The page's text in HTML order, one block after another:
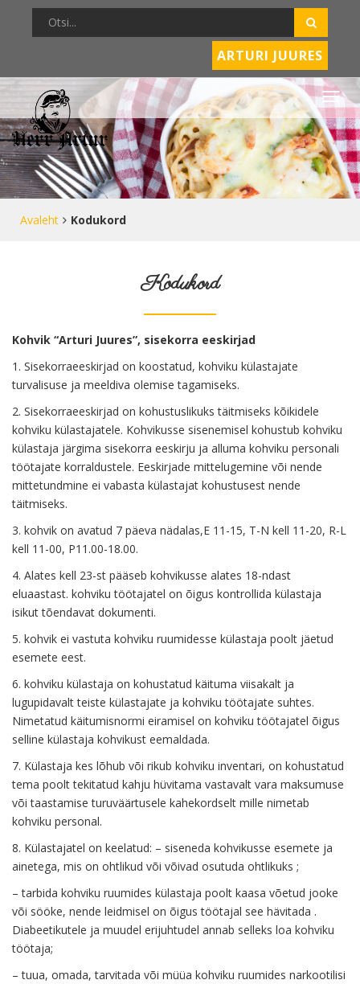
ARTURI JUURES
Avaleht Kodukord
Kodukord
Kohvik “Arturi Juures”, sisekorra eeskirjad
1. Sisekorraeeskirjad on koostatud, kohviku külastajate
turvalisuse ja meeldiva olemise tagamiseks.
2. Sisekorraeeskirjad on kohustuslikuks täitmiseks kõikidele
kohviku külastajatele. Kohvikusse sisenemisel kohustub kohviku
külastaja järgima sisekorra eeskirju ja alluma kohviku personali
töötajate korraldustele. Eeskirjade mittelugemine või nende
mittetundmine ei vabasta külastajat kohustusest nende
täitmiseks.
3. kohvik on avatud 7 päeva nädalas,E 11-15, T-N kell 11-20, R-L
kell 11-00, P11.00-18.00.
4. Alates kell 23-st pääseb kohvikusse alates 18-ndast
eluaastast. kohviku töötajatel on õigus kontrollida külastaja
isikut tõendavat dokumenti.
5. kohvik ei vastuta kohviku ruumidesse külastaja poolt jäetud
esemete eest.
6. kohviku külastaja on kohustatud käituma viisakalt ja
lugupidavalt teiste külastajate ja kohviku töötajate suhtes.
Nimetatud käitumisnormi eiramisel on kohviku töötajatel õigus
selline külastaja kohvikust eemaldada.
7. Külastaja kes lõhub või rikub kohviku inventari, on kohustatud
tema poolt tekitatud kahju hüvitama vastavalt vara maksumuse
või taastamise turuväärtusele kahekordselt mille nimetab
kohviku personal.
8. Külastajatel on keelatud: – siseneda kohvikusse esemete ja
ainetega, mis on ohtlikud või võivad osutuda ohtlikuks ;
– tarbida kohviku ruumides külastaja poolt kaasa võetud jooke
või sööke, nende leidmisel on õigus töötajal see hävitada .
Diabeetikutele ja muudel erijuhtudel annab selleks loa kohviku
töötaja;
– tuua, omada, tarvitada või müüa kohviku ruumides narkootilisi